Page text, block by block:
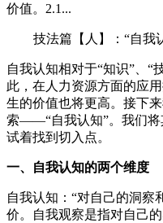
价值。2.1...
技法篇【人】：“自我
自我认知相对于“知识”、“
此，在人力资源方面的应
生的价值也将更高。接下
索——“自我认知”。我们将
试着找到切入点。
一、自我认知的两个维度
自我认知：“对自己的洞察
价。自我观察是指对自己